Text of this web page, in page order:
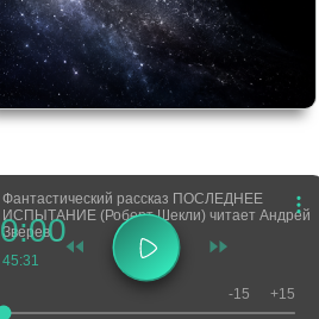
Фантастический рассказ ПОСЛЕДНЕЕ
ИСПЫТАНИЕ (Роберт Шекли) читает Андрей
Зверев _
0:00
45:31
-15 +15